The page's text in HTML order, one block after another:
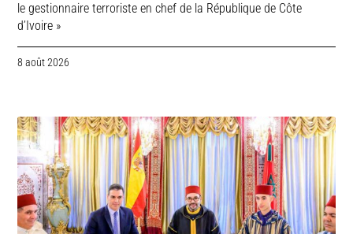
le gestionnaire terroriste en chef de la République de Côte
d’Ivoire »
8 août 2026